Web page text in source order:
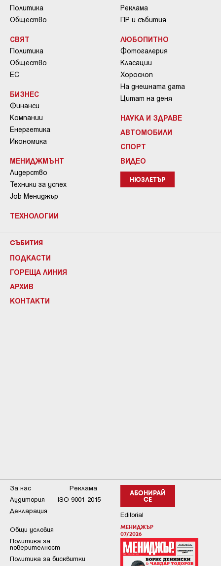
Политика
Общество
СВЯТ
Политика
Общество
ЕС
БИЗНЕС
Финанси
Компании
Енергетика
Икономика
МЕНИДЖМЪНТ
Лидерство
Техники за успех
Job Мениджър
ТЕХНОЛОГИИ
Реклама
ПР и събития
ЛЮБОПИТНО
Фотогалерия
Класации
Хороскоп
На днешната дата
Цитат на деня
НАУКА И ЗДРАВЕ
АВТОМОБИЛИ
СПОРТ
ВИДЕО
НЮЗЛЕТЪР
СЪБИТИЯ
ПОДКАСТИ
ГОРЕЩА ЛИНИЯ
АРХИВ
КОНТАКТИ
АБОНИРАЙ
СЕ
Editorial
МЕНИДЖЪР
07/2026
За нас
Реклама
Аудитория
ISO 9001-2015
Декларация
Общи условия
Пoлитикa зa
пoвepитeлнocт
Политика за бисквитки